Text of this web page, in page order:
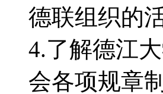
德联组织的
4.了解德江
会各项规章